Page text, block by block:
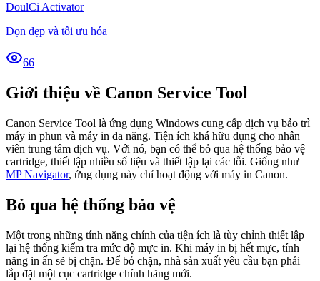
DoulCi Activator
Dọn dẹp và tối ưu hóa
66
Giới thiệu về Canon Service Tool
Canon Service Tool là ứng dụng Windows cung cấp dịch vụ bảo trì
máy in phun và máy in đa năng. Tiện ích khá hữu dụng cho nhân
viên trung tâm dịch vụ. Với nó, bạn có thể bỏ qua hệ thống bảo vệ
cartridge, thiết lập nhiều số liệu và thiết lập lại các lỗi. Giống như
MP Navigator, ứng dụng này chỉ hoạt động với máy in Canon.
Bỏ qua hệ thống bảo vệ
Một trong những tính năng chính của tiện ích là tùy chỉnh thiết lập
lại hệ thống kiểm tra mức độ mực in. Khi máy in bị hết mực, tính
năng in ấn sẽ bị chặn. Để bỏ chặn, nhà sản xuất yêu cầu bạn phải
lắp đặt một cục cartridge chính hãng mới.